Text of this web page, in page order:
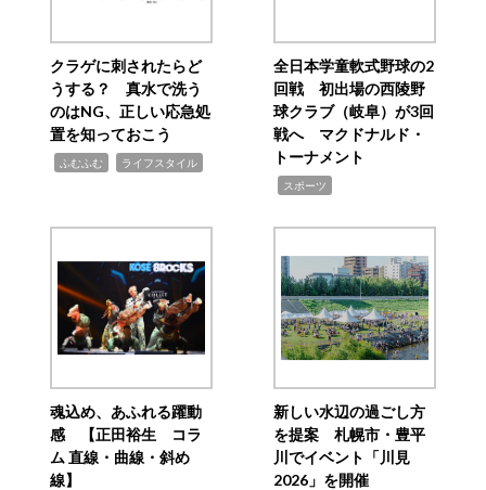
クラゲに刺されたらど
うする？ 真水で洗う
のはNG、正しい応急処
置を知っておこう
ふむふむ ライフスタイル
全日本学童軟式野球の2
回戦 初出場の西陵野
球クラブ（岐阜）が3回
戦へ マクドナルド・
トーナメント
スポーツ
魂込め、あふれる躍動
感 【正田裕生 コラ
ム 直線・曲線・斜め
線】
新しい水辺の過ごし方
を提案 札幌市・豊平
川でイベント「川見
2026」を開催